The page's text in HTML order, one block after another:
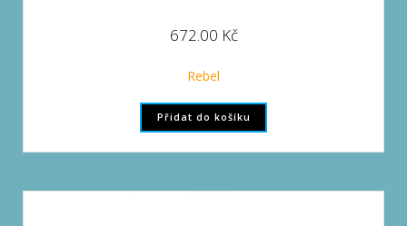
672.00 Kč
Rebel
Přidat do košíku